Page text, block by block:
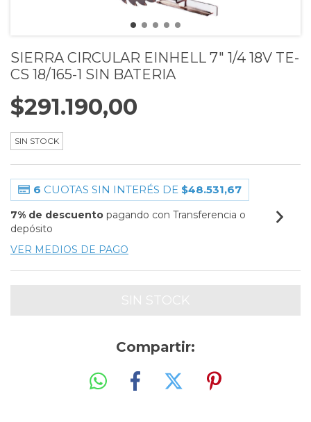
SIERRA CIRCULAR EINHELL 7" 1/4 18V TE-
CS 18/165-1 SIN BATERIA
$291.190,00
SIN STOCK
6 CUOTAS SIN INTERÉS DE $48.531,67
7% de descuento pagando con Transferencia o
depósito
VER MEDIOS DE PAGO
Compartir: